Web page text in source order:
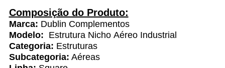
Composição do Produto:
Marca: Dublin Complementos
Modelo: Estrutura Nicho Aéreo Industrial
Categoria: Estruturas
Subcategoria: Aéreas